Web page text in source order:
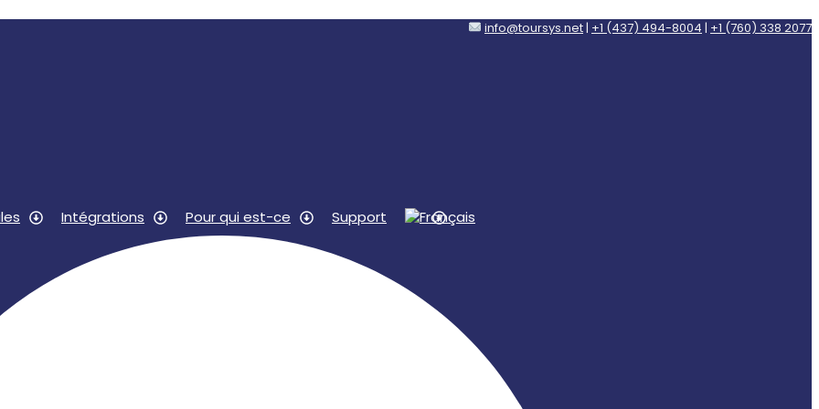
info@toursys.net| +1 (437) 494-8004 | +1 (760) 338 2077
Intégrations Pour qui est-ce Support